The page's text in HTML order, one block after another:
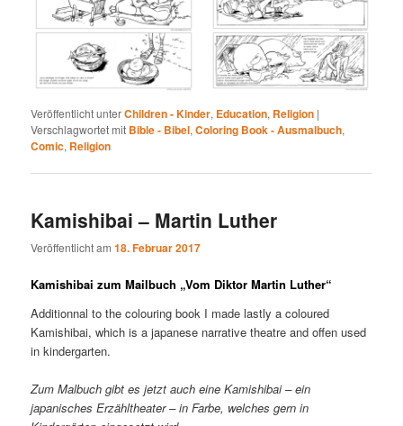
Veröffentlicht unterChildren - Kinder, Education, Religion |
Verschlagwortet mit Bible - Bibel,Coloring Book - Ausmalbuch,
Comic, Religion
Kamishibai – Martin Luther
Veröffentlicht am18. Februar 2017
Kamishibai zum Mailbuch „Vom Diktor Martin Luther“
Additionnal to the colouring book I made lastly a coloured
Kamishibai, which is a japanese narrative theatre and offen used
in kindergarten.
Zum Malbuch gibt es jetzt auch eine Kamishibai – ein
japanisches Erzähltheater – in Farbe, welches gern in